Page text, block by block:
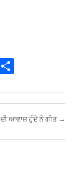
G
ar
e
ਦੀ ਆਵਾਜ਼ ਹੁੰਦੇ ਨੇ ਗੀਤ →